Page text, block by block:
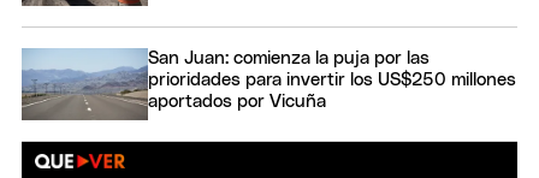
San Juan: comienza la puja por las
prioridades para invertir los US$250 millones
aportados por Vicuña